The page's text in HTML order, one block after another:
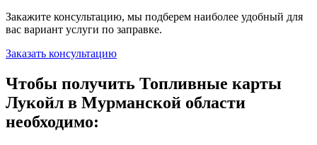
Закажите консультацию, мы подберем наиболее удобный для
вас вариант услуги по заправке.
Заказать консультацию
Чтобы получить Топливные карты
Лукойл в Мурманской области
необходимо: